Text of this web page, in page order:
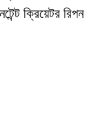
ক্রিয়েটর রিপন